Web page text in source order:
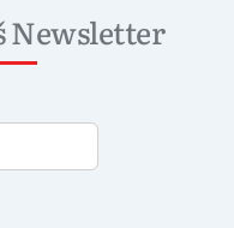
Newsletter